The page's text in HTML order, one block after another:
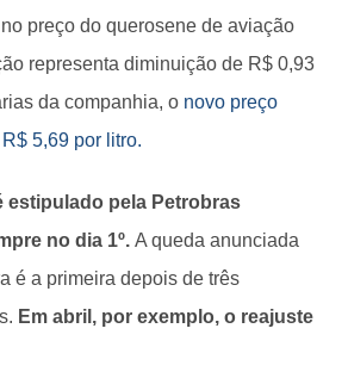
preço do querosene de aviação
representa diminuição de R$ 0,93
da companhia, o novo preço
5,69 por litro.
estipulado pela Petrobras
no dia 1º. A queda anunciada
é a primeira depois de três
Em abril, por exemplo, o reajuste